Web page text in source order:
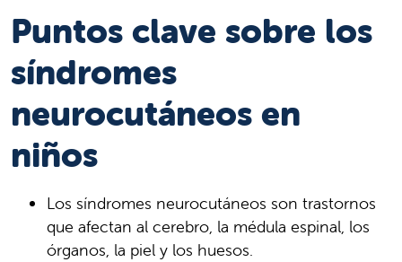
Puntos clave sobre los
síndromes
neurocutáneos en
niños
Los síndromes neurocutáneos son trastornos
que afectan al cerebro, la médula espinal, los
órganos, la piel y los huesos.